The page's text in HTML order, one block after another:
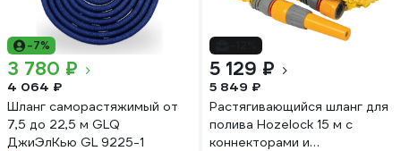
-7%
3 780 ₽
4 064 ₽
Шланг саморастяжимый от
7,5 до 22,5 м GLQ
ДжиЭлКью GL 9225-1
5 129 ₽
5 849 ₽
Растягивающийся шланг для
полива Hozelock 15 м с
коннекторами и